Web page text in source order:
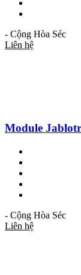
- Cộng Hòa Séc
Liên hệ
Module
- Cộng Hòa Séc
Liên hệ